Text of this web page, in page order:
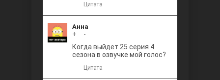
Цитата
Анна
+
-
Когда выйдет 25 серия 4
сезона в озвучке мой голос?
Цитата